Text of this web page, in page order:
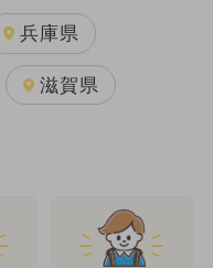
兵庫県
滋賀県